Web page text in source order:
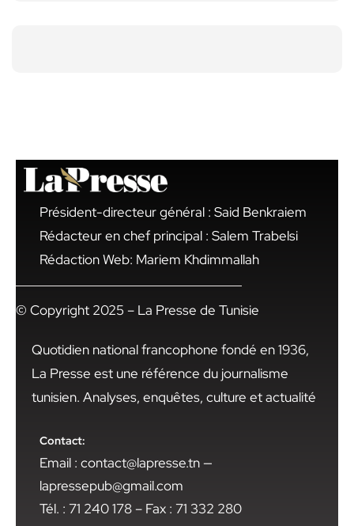
Président-directeur général : Said Benkraiem
Rédacteur en chef principal : Salem Trabelsi
Rédaction Web: Mariem Khdimmallah
© Copyright 2025 – La Presse de Tunisie
Quotidien national francophone fondé en 1936,
La Presse est une référence du journalisme
tunisien. Analyses, enquêtes, culture et actualité
Contact:
Email : contact@lapresse.tn —
lapressepub@gmail.com
Tél. : 71 240 178 – Fax : 71 332 280